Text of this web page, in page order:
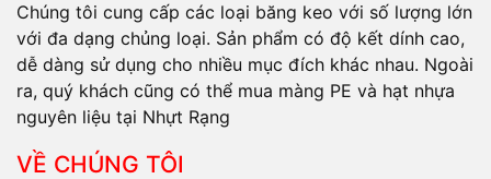
Chúng tôi cung cấp các loại băng keo với số lượng lớn
với đa dạng chủng loại. Sản phẩm có độ kết dính cao,
dễ dàng sử dụng cho nhiều mục đích khác nhau. Ngoài
ra, quý khách cũng có thể mua màng PE và hạt nhựa
nguyên liệu tại Nhựt Rạng
VỀ CHÚNG TÔI